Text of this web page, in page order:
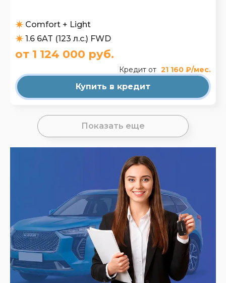
Comfort + Light
1.6 6AT (123 л.с.) FWD
от 1 124 000 руб.
Кредит от 21 160 ₽/мес.
Купить в кредит
Показать еще